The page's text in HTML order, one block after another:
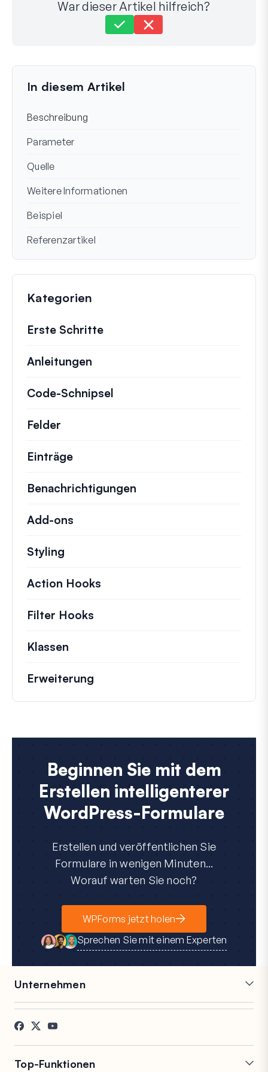
War dieser Artikel hilfreich?
Zuletzt aktualisiert am 06. März 2024
In diesem Artikel
Beschreibung
Parameter
Quelle
Weitere Informationen
Beispiel
Referenzartikel
Kategorien
Erste Schritte
Anleitungen
Code-Schnipsel
Felder
Einträge
Benachrichtigungen
Add-ons
Styling
Action Hooks
Filter Hooks
Klassen
Erweiterung
Beginnen Sie mit dem
Erstellen intelligenterer
WordPress-Formulare
Erstellen und veröffentlichen Sie
Formulare in wenigen Minuten...
Worauf warten Sie noch?
WPForms jetzt holen
Sprechen Sie mit einem Experten
Unternehmen
Karriere
Referenzen
Partner
Top-Funktionen